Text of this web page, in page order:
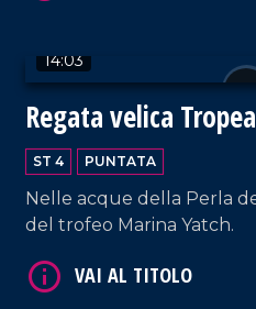
14:03
Regata velica Tropea
ST 4 PUNTATA
Nelle acque della Perla
del trofeo Marina Yatch.
VAI AL TITOLO
VAI AL TITOLO